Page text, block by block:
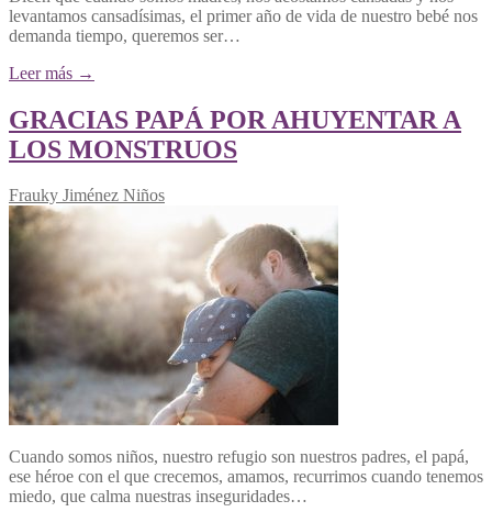
levantamos cansadísimas, el primer año de vida de nuestro bebé nos
demanda tiempo, queremos ser…
Leer más →
GRACIAS PAPÁ POR AHUYENTAR A
LOS MONSTRUOS
Frauky Jiménez Niños
Cuando somos niños, nuestro refugio son nuestros padres, el papá,
ese héroe con el que crecemos, amamos, recurrimos cuando tenemos
miedo, que calma nuestras inseguridades…